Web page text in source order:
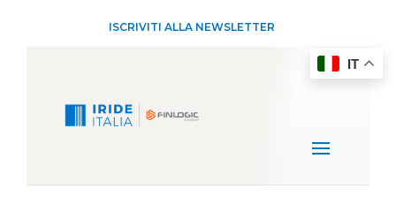
ISCRIVITI ALLA NEWSLETTER
IT